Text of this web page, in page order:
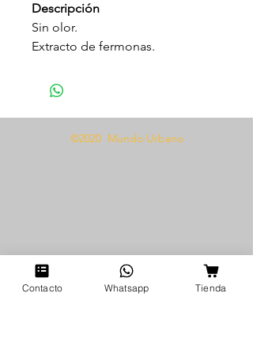
Descripción
Sin olor.
Extracto de fermonas.
15 ml.
Modo de uso
Mezclar con su loción preferida,
©2020 Mundo Urbano
Contacto Whatsapp Tienda